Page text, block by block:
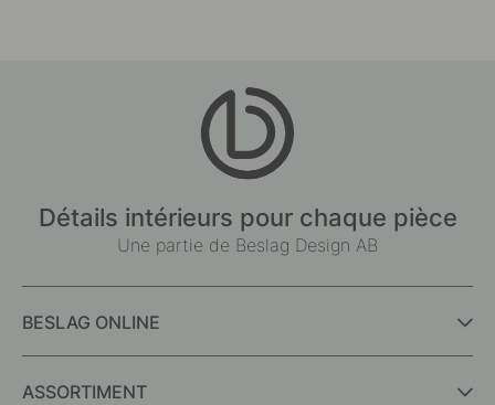
Détails intérieurs pour chaque pièce
Une partie de Beslag Design AB
BESLAG ONLINE
ASSORTIMENT